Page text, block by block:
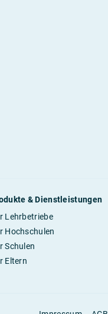
& Dienstleistungen
Lehrbetriebe
Hochschulen
Schulen
Eltern